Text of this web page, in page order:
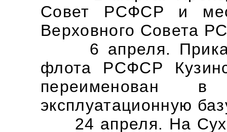
Совет РСФСР и
Верховного Совета
6 апреля.
флота РСФСР
переименован в
эксплуатационную
24 апреля. На